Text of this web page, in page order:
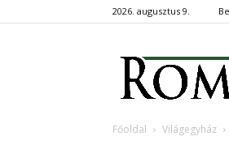
2026. augusztus 9.
Főoldal Világegyház